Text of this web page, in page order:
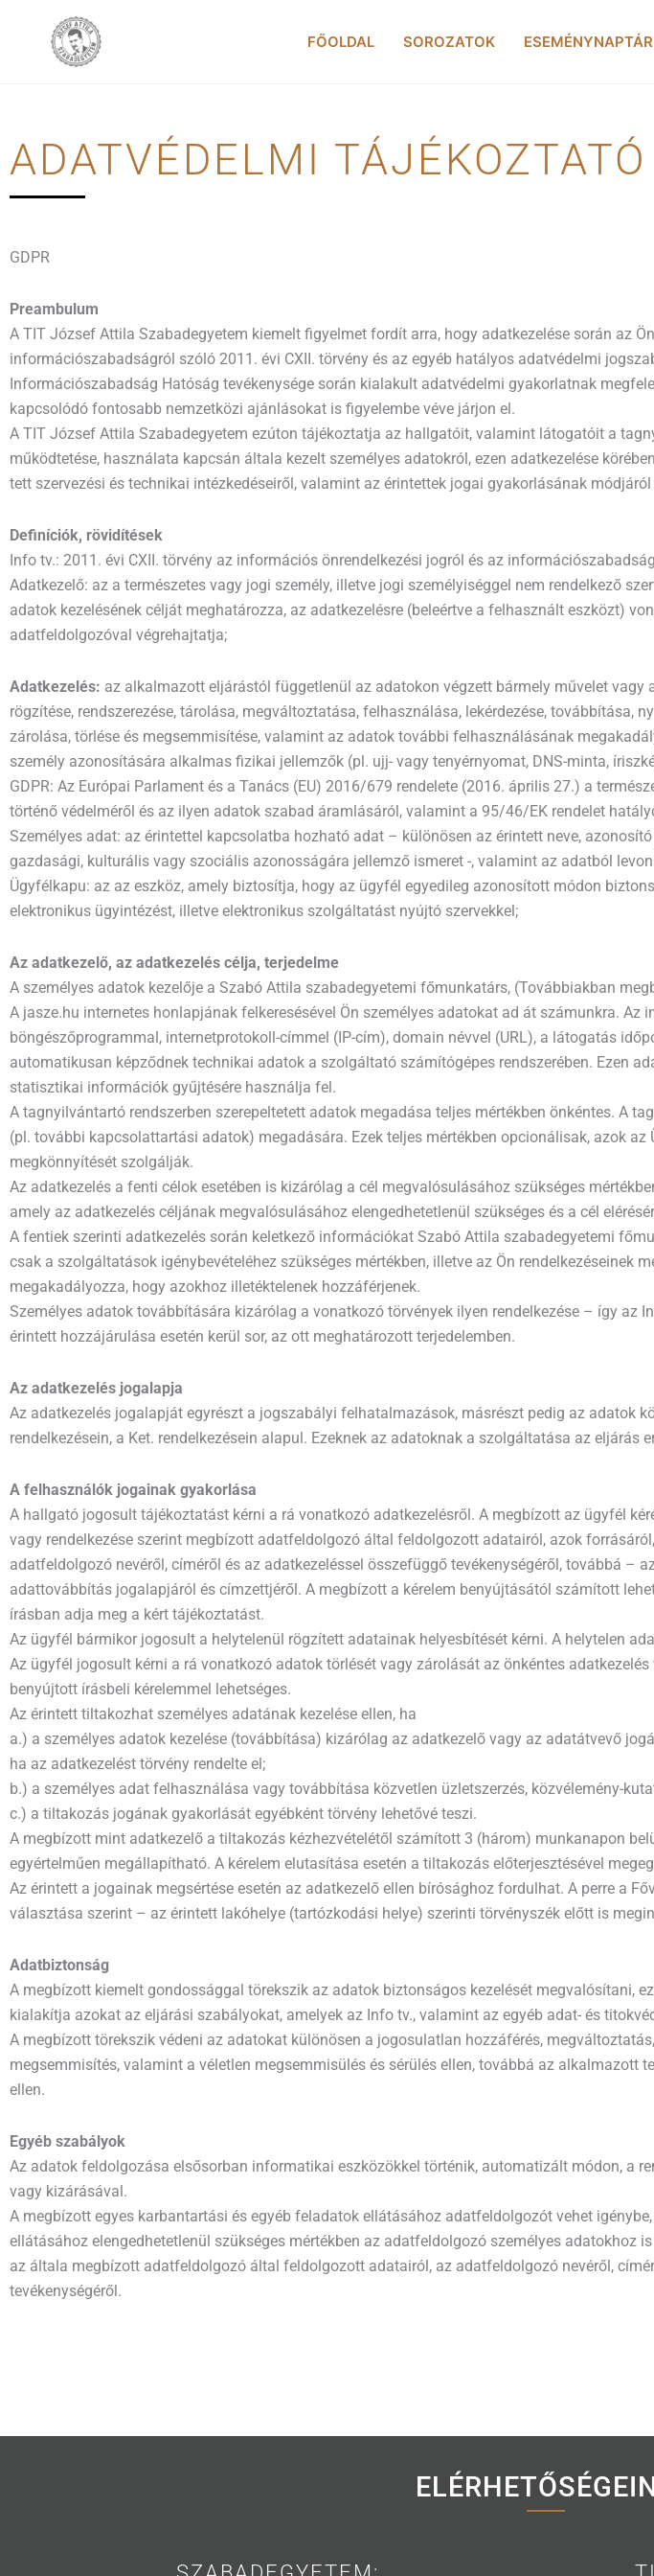
FŐOLDAL SOROZATOK ESEMÉNYNAPTÁR
ADATVÉDELMI TÁJÉKOZTATÓ
GDPR
Preambulum
A TIT József Attila Szabadegyetem kiemelt figyelmet fordít arra, hogy adatkezelése során az
információszabadságról szóló 2011. évi CXII. törvény és az egyéb hatályos adatvédelmi
Információszabadság Hatóság tevékenysége során kialakult adatvédelmi gyakorlatnak
kapcsolódó fontosabb nemzetközi ajánlásokat is figyelembe véve járjon el.
A TIT József Attila Szabadegyetem ezúton tájékoztatja az hallgatóit, valamint látogatóit a
működtetése, használata kapcsán általa kezelt személyes adatokról, ezen adatkezelése
tett szervezési és technikai intézkedéseiről, valamint az érintettek jogai gyakorlásának módjáról
Definíciók, rövidítések
Info tv.: 2011. évi CXII. törvény az információs önrendelkezési jogról és az
Adatkezelő: az a természetes vagy jogi személy, illetve jogi személyiséggel nem rendelkező
adatok kezelésének célját meghatározza, az adatkezelésre (beleértve a felhasznált eszközt)
adatfeldolgozóval végrehajtatja;
Adatkezelés: az alkalmazott eljárástól függetlenül az adatokon végzett bármely művelet vagy
rögzítése, rendszerezése, tárolása, megváltoztatása, felhasználása, lekérdezése, továbbítása,
zárolása, törlése és megsemmisítése, valamint az adatok további felhasználásának
személy azonosítására alkalmas fizikai jellemzők (pl. ujj- vagy tenyérnyomat, DNS-minta,
GDPR: Az Európai Parlament és a Tanács (EU) 2016/679 rendelete (2016. április 27.) a
történő védelméről és az ilyen adatok szabad áramlásáról, valamint a 95/46/EK rendelet
Személyes adat: az érintettel kapcsolatba hozható adat – különösen az érintett neve,
gazdasági, kulturális vagy szociális azonosságára jellemző ismeret -, valamint az adatból
Ügyfélkapu: az az eszköz, amely biztosítja, hogy az ügyfél egyedileg azonosított módon
elektronikus ügyintézést, illetve elektronikus szolgáltatást nyújtó szervekkel;
Az adatkezelő, az adatkezelés célja, terjedelme
A személyes adatok kezelője a Szabó Attila szabadegyetemi főmunkatárs, (Továbbiakban
A jasze.hu internetes honlapjának felkeresésével Ön személyes adatokat ad át számunkra.
böngészőprogrammal, internetprotokoll-címmel (IP-cím), domain névvel (URL), a látogatás
automatikusan képződnek technikai adatok a szolgáltató számítógépes rendszerében. Ezen
statisztikai információk gyűjtésére használja fel.
A tagnyilvántartó rendszerben szerepeltetett adatok megadása teljes mértékben önkéntes. A
(pl. további kapcsolattartási adatok) megadására. Ezek teljes mértékben opcionálisak, azok
megkönnyítését szolgálják.
Az adatkezelés a fenti célok esetében is kizárólag a cél megvalósulásához szükséges
amely az adatkezelés céljának megvalósulásához elengedhetetlenül szükséges és a cél
A fentiek szerinti adatkezelés során keletkező információkat Szabó Attila szabadegyetemi
csak a szolgáltatások igénybevételéhez szükséges mértékben, illetve az Ön rendelkezéseinek
megakadályozza, hogy azokhoz illetéktelenek hozzáférjenek.
Személyes adatok továbbítására kizárólag a vonatkozó törvények ilyen rendelkezése – így az
érintett hozzájárulása esetén kerül sor, az ott meghatározott terjedelemben.
Az adatkezelés jogalapja
Az adatkezelés jogalapját egyrészt a jogszabályi felhatalmazások, másrészt pedig az adatok
rendelkezésein, a Ket. rendelkezésein alapul. Ezeknek az adatoknak a szolgáltatása az eljárás
A felhasználók jogainak gyakorlása
A hallgató jogosult tájékoztatást kérni a rá vonatkozó adatkezelésről. A megbízott az ügyfél
vagy rendelkezése szerint megbízott adatfeldolgozó által feldolgozott adatairól, azok
adatfeldolgozó nevéről, címéről és az adatkezeléssel összefüggő tevékenységéről, továbbá –
adattovábbítás jogalapjáról és címzettjéről. A megbízott a kérelem benyújtásától számított
írásban adja meg a kért tájékoztatást.
Az ügyfél bármikor jogosult a helytelenül rögzített adatainak helyesbítését kérni. A helytelen
Az ügyfél jogosult kérni a rá vonatkozó adatok törlését vagy zárolását az önkéntes
benyújtott írásbeli kérelemmel lehetséges.
Az érintett tiltakozhat személyes adatának kezelése ellen, ha
a.) a személyes adatok kezelése (továbbítása) kizárólag az adatkezelő vagy az adatátvevő
ha az adatkezelést törvény rendelte el;
b.) a személyes adat felhasználása vagy továbbítása közvetlen üzletszerzés, közvélemény-
c.) a tiltakozás jogának gyakorlását egyébként törvény lehetővé teszi.
A megbízott mint adatkezelő a tiltakozás kézhezvételétől számított 3 (három) munkanapon
egyértelműen megállapítható. A kérelem elutasítása esetén a tiltakozás előterjesztésével
Az érintett a jogainak megsértése esetén az adatkezelő ellen bírósághoz fordulhat. A perre a
választása szerint – az érintett lakóhelye (tartózkodási helye) szerinti törvényszék előtt is
Adatbiztonság
A megbízott kiemelt gondossággal törekszik az adatok biztonságos kezelését megvalósítani,
kialakítja azokat az eljárási szabályokat, amelyek az Info tv., valamint az egyéb adat- és
A megbízott törekszik védeni az adatokat különösen a jogosulatlan hozzáférés,
megsemmisítés, valamint a véletlen megsemmisülés és sérülés ellen, továbbá az
ellen.
Egyéb szabályok
Az adatok feldolgozása elsősorban informatikai eszközökkel történik, automatizált módon, a
vagy kizárásával.
A megbízott egyes karbantartási és egyéb feladatok ellátásához adatfeldolgozót vehet
ellátásához elengedhetetlenül szükséges mértékben az adatfeldolgozó személyes adatokhoz
az általa megbízott adatfeldolgozó által feldolgozott adatairól, az adatfeldolgozó nevéről,
tevékenységéről.